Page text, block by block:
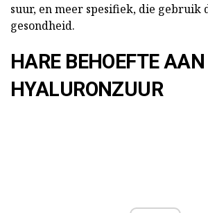
suur, en meer spesifiek, die gebruik
gesondheid.
HARE BEHOEFTE AAN
HYALURONZUUR